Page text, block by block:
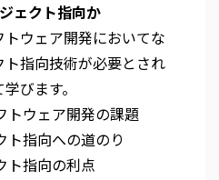
ェクト指向か
ウェア開発においてな
指向技術が必要とされ
びます。
トウェア開発の課題
ト指向への道のり
ト指向の利点